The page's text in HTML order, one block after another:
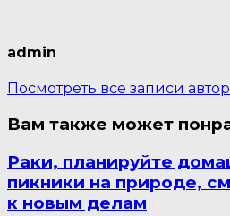
admin
Посмотреть все записи
Вам также может
Раки, планируйте
пикники на природе,
к новым делам